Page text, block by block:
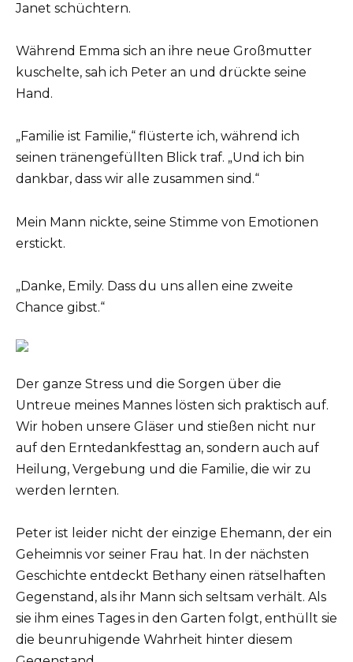
Janet schüchtern.
Während Emma sich an ihre neue Großmutter
kuschelte, sah ich Peter an und drückte seine
Hand.
„Familie ist Familie,“ flüsterte ich, während ich
seinen tränengefüllten Blick traf. „Und ich bin
dankbar, dass wir alle zusammen sind.“
Mein Mann nickte, seine Stimme von Emotionen
erstickt.
„Danke, Emily. Dass du uns allen eine zweite
Chance gibst.“
Der ganze Stress und die Sorgen über die
Untreue meines Mannes lösten sich praktisch auf.
Wir hoben unsere Gläser und stießen nicht nur
auf den Erntedankfesttag an, sondern auch auf
Heilung, Vergebung und die Familie, die wir zu
werden lernten.
Peter ist leider nicht der einzige Ehemann, der ein
Geheimnis vor seiner Frau hat. In der nächsten
Geschichte entdeckt Bethany einen rätselhaften
Gegenstand, als ihr Mann sich seltsam verhält. Als
sie ihm eines Tages in den Garten folgt, enthüllt sie
die beunruhigende Wahrheit hinter diesem